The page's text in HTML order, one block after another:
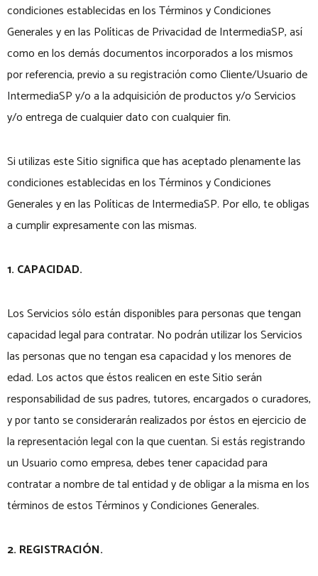
condiciones establecidas en los Términos y Condiciones
Generales y en las Políticas de Privacidad de IntermediaSP, así
como en los demás documentos incorporados a los mismos
por referencia, previo a su registración como Cliente/Usuario de
IntermediaSP y/o a la adquisición de productos y/o Servicios
y/o entrega de cualquier dato con cualquier fin.
Si utilizas este Sitio significa que has aceptado plenamente las
condiciones establecidas en los Términos y Condiciones
Generales y en las Políticas de IntermediaSP. Por ello, te obligas
a cumplir expresamente con las mismas.
1. CAPACIDAD.
Los Servicios sólo están disponibles para personas que tengan
capacidad legal para contratar. No podrán utilizar los Servicios
las personas que no tengan esa capacidad y los menores de
edad. Los actos que éstos realicen en este Sitio serán
responsabilidad de sus padres, tutores, encargados o curadores,
y por tanto se considerarán realizados por éstos en ejercicio de
la representación legal con la que cuentan. Si estás registrando
un Usuario como empresa, debes tener capacidad para
contratar a nombre de tal entidad y de obligar a la misma en los
términos de estos Términos y Condiciones Generales.
2. REGISTRACIÓN.